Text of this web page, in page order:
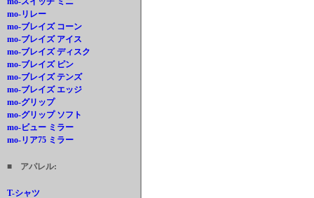
mo-リレー
mo-ブレイズ コーン
mo-ブレイズ アイス
mo-ブレイズ ディスク
mo-ブレイズ ピン
mo-ブレイズ テンズ
mo-ブレイズ エッジ
mo-グリップ
mo-グリップ ソフト
mo-ビュー ミラー
mo-リア75 ミラー
■ アパレル:
T-シャツ